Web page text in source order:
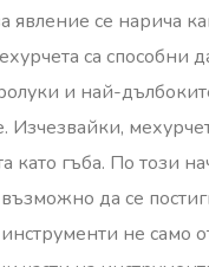
явление се нарича
са способни
и най-
Изчезвайки,
като гъба. По този
да се
не само